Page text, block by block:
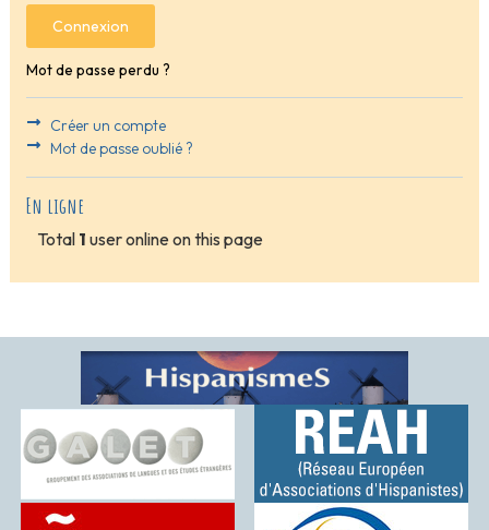
Connexion
Mot de passe perdu ?
Créer un compte
Mot de passe oublié ?
En ligne
Total 1 user online on this page